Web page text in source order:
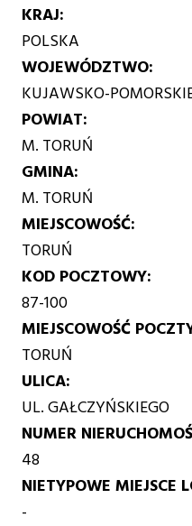
KRAJ
POLSKA
WOJEWÓDZTWO
KUJAWSKO-
POWIAT
M. TORUŃ
GMINA
M. TORUŃ
MIEJSCOWOŚĆ
TORUŃ
KOD POCZTOWY
87-100
MIEJSCOWOŚĆ
TORUŃ
ULICA
UL. GAŁCZYŃSKIEGO
NUMER
48
NIETYPOWE MIEJSCE
-